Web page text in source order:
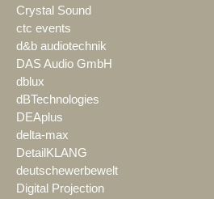
Crystal Sound
ctc events
d&b audiotechnik
DAS Audio GmbH
dblux
dBTechnologies
DEAplus
delta-max
DetailKLANG
deutschewerbewelt
Digital Projection